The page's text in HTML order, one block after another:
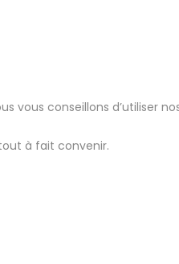
vous conseillons d’utiliser
à fait convenir.